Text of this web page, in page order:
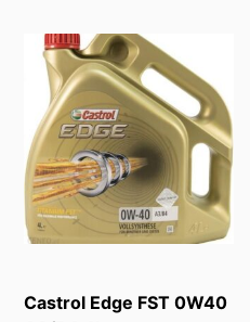
Castrol Edge FST 0W40